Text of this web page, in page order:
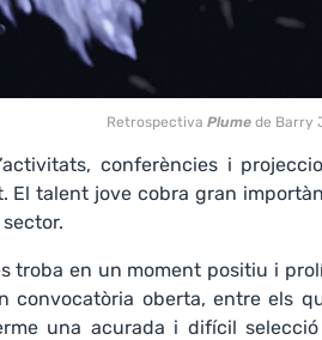
Retrospectiva Plume de Barry
conferències i
El talent jove cobra gran
troba en un moment positiu i
convocatòria oberta, entre els
una acurada i difícil